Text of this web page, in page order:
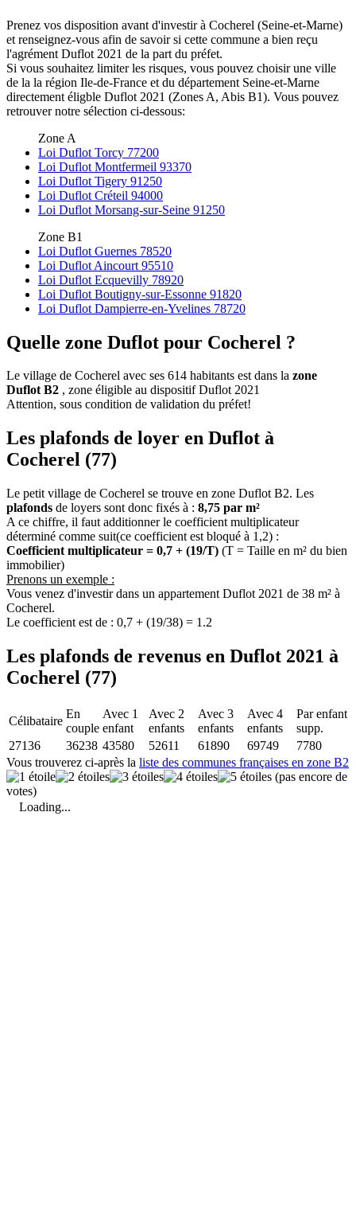
Prenez vos disposition avant d'investir à Cocherel (Seine-et-Marne)
et renseignez-vous afin de savoir si cette commune a bien reçu
l'agrément Duflot 2021 de la part du préfet.
Si vous souhaitez limiter les risques, vous pouvez choisir une ville
de la la région Ile-de-France et du département Seine-et-Marne
directement éligble Duflot 2021 (Zones A, Abis B1). Vous pouvez
retrouver notre sélection ci-dessous:
Zone A
Loi Duflot Torcy 77200
Loi Duflot Montfermeil 93370
Loi Duflot Tigery 91250
Loi Duflot Créteil 94000
Loi Duflot Morsang-sur-Seine 91250
Zone B1
Loi Duflot Guernes 78520
Loi Duflot Aincourt 95510
Loi Duflot Ecquevilly 78920
Loi Duflot Boutigny-sur-Essonne 91820
Loi Duflot Dampierre-en-Yvelines 78720
Quelle zone Duflot pour Cocherel ?
Le village de Cocherel avec ses 614 habitants est dans la zone
Duflot B2 , zone éligible au dispositif Duflot 2021
Attention, sous condition de validation du préfet!
Les plafonds de loyer en Duflot à
Cocherel (77)
Le petit village de Cocherel se trouve en zone Duflot B2. Les
plafonds de loyers sont donc fixés à : 8,75 par m²
A ce chiffre, il faut additionner le coefficient multiplicateur
déterminé comme suit(ce coefficient est bloqué à 1,2) :
Coefficient multiplicateur = 0,7 + (19/T) (T = Taille en m² du bien
immobilier)
Prenons un exemple :
Vous venez d'investir dans un appartement Duflot 2021 de 38 m² à
Cocherel.
Le coefficient est de : 0,7 + (19/38) = 1.2
Les plafonds de revenus en Duflot 2021 à
Cocherel (77)
Célibataire
En
couple
Avec 1
enfant
Avec 2
enfants
Avec 3
enfants
Avec 4
enfants
Par enfant
supp.
27136
36238 43580 52611 61890 69749
7780
Vous trouverez ci-après la liste des communes françaises en zone B2
(pas encore de
votes)
Loading...